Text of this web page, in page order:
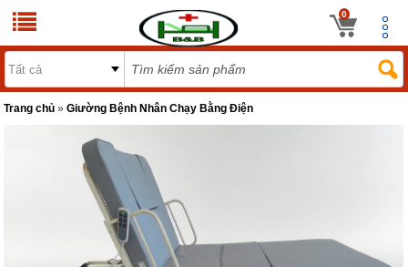
0
Trang chủ »Giường Bệnh Nhân Chạy Bằng Điện